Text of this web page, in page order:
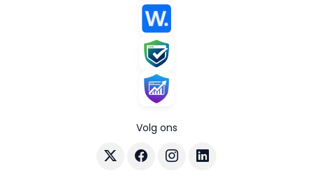
Volg ons
Volg AuraHost op X
Volg AuraHost op Facebook
Volg AuraHost op Instagram
Volg AuraHost op